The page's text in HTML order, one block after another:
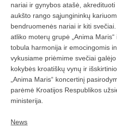
nariai ir gynybos atašė, akredituoti
aukšto rango sąjungininkų
bendruomenės nariai ir kiti
atliko moterų grupė „Anima
tobula harmonija ir emocingomis
vykusiame priėmime svečiai
kokybės kroatiškų vynų ir
„Anima Maris“ koncertinį
parėmė Kroatijos Respublikos
ministerija.
News